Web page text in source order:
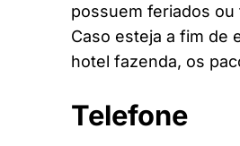
possuem feriados ou
Caso esteja a fim de
hotel fazenda, os
Telefone